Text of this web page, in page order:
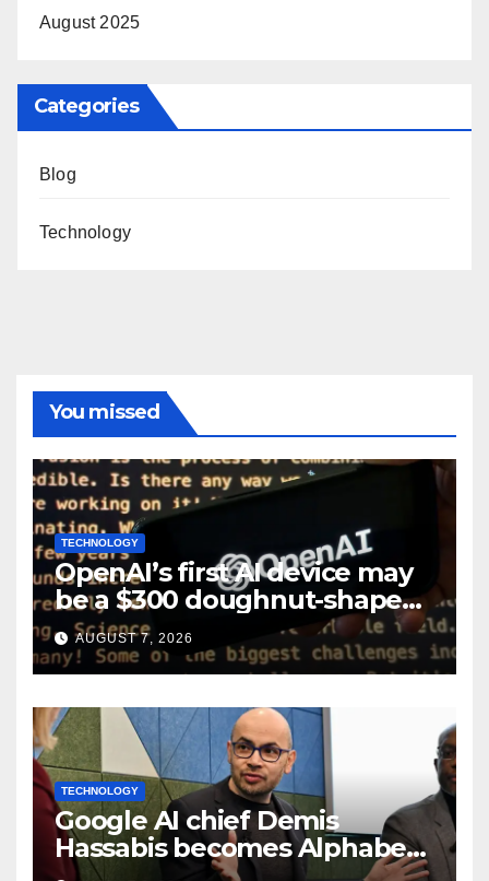
August 2025
Categories
Blog
Technology
You missed
TECHNOLOGY
OpenAI’s first AI device may
be a $300 doughnut-shaped
smart speaker: Report
AUGUST 7, 2026
TECHNOLOGY
Google AI chief Demis
Hassabis becomes Alphabet